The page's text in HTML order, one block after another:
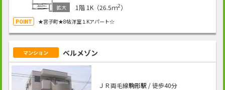
1階 1K（26.5ｍ2）
★宮子町★8帖洋室１Kアパート☆
マンション ベルメゾン
ＪＲ両毛線駒形駅/ 徒歩40分